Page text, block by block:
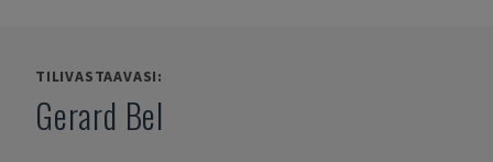
TILIVASTAAVASI:
Gerard Bel